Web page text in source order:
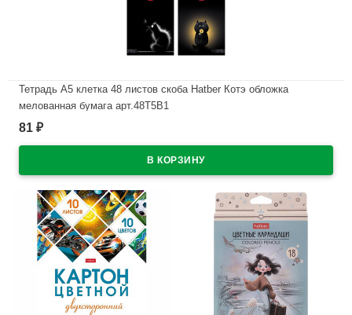
Тетрадь А5 клетка 48 листов скоба Hatber Котэ обложка
мелованная бумага арт.48Т5В1
В наличии
81 ₽